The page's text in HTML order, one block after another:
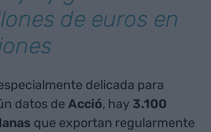
de euros en
delicada para
datos de Acció, hay 3.100
que exportan regularmente